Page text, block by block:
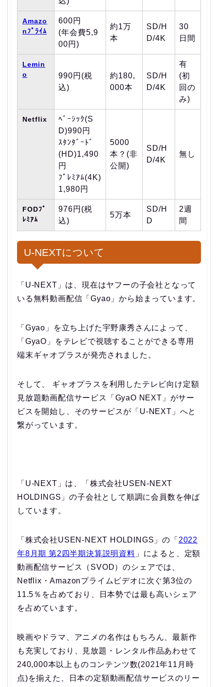
Amazo
nﾌﾟﾗｲﾑ
600円
(年会費5,9
00円)
約1万
本
SD/H
D/4K
30
日間
Lemin
o
990円(税
込)
約180,
000本
SD/H
D/4K
有
(初
回の
み)
Netflix
ﾍﾞｰｼｯｸ(S
D)990円
ｽﾀﾝﾀﾞｰﾄﾞ
(HD)1,490
円
ﾌﾟﾚﾐｱﾑ(4K)
1,980円
5000
本？(非
公開)
SD/H
D/4K
無し
FODﾌﾟ
ﾚﾐｱﾑ
976円(税
込)
5万本
SD/H
D
2週
間
U-NEXTについて
「U-NEXT」は、現在はヤフーの子会社となって
いる無料動画配信「Gyao」から始まっています。
「Gyao」を立ち上げた宇野康秀さんによって、
「GyaO」をテレビで視聴することができる専用
端末ギャオプラスが発売されました。
そして、 ギャオプラスを利用したテレビ向け定額
見放題動画配信サービス「GyaO NEXT」がサー
ビスを開始し、そのサービスが「U-NEXT」へと
繋がっています。
「U-NEXT」は、「株式会社USEN-NEXT
HOLDINGS」の子会社として順調に会員数を伸ば
しています。
「株式会社USEN-NEXT HOLDINGS」の「 2022
年8月期 第2四半期決算説明資料 」によると、定額
動画配信サービス（SVOD）のシェアでは、
Netflix・Amazonプライムビデオに次ぐ第3位の
11.5％を占めており、日本勢では最も高いシェア
を占めています。
映画やドラマ、アニメの名作はもちろん、最新作
も充実しており、見放題・レンタル作品あわせて
240,000本以上ものコンテンツ数(2021年11月時
点)を揃えた、日本の定額動画配信サービスのリー